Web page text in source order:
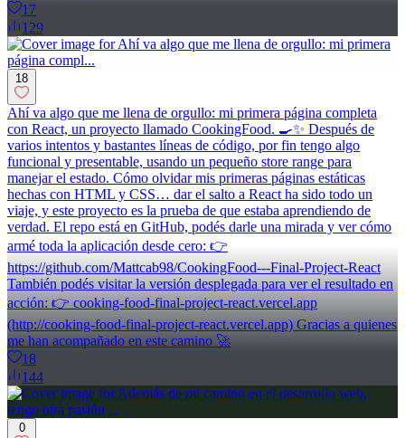
17
129
18
Ahí va algo que me llena de orgullo: mi primera página completa
con React, un proyecto llamado CookingFood. 🍳✨ Después de
varios intentos y bastantes líneas de código, por fin tengo algo
funcional y presentable, usando un pequeño store range para
manejar el estado. Cómo olvidar mis primeras páginas estáticas
hechas con HTML y CSS… dar el salto a React ha sido todo un
viaje, y este proyecto es la prueba de que estaba aprendiendo de
verdad. El repo está en GitHub, podés darle una mirada y ver cómo
armé toda la aplicación desde cero: 👉
https://github.com/Mattcab98/CookingFood---Final-Project-React
También podés visitar la versión desplegada para ver el resultado en
acción: 👉 cooking-food-final-project-react.vercel.app
(http://cooking-food-final-project-react.vercel.app) Gracias a quienes
me han acompañado en este camino 🚀
18
144
0